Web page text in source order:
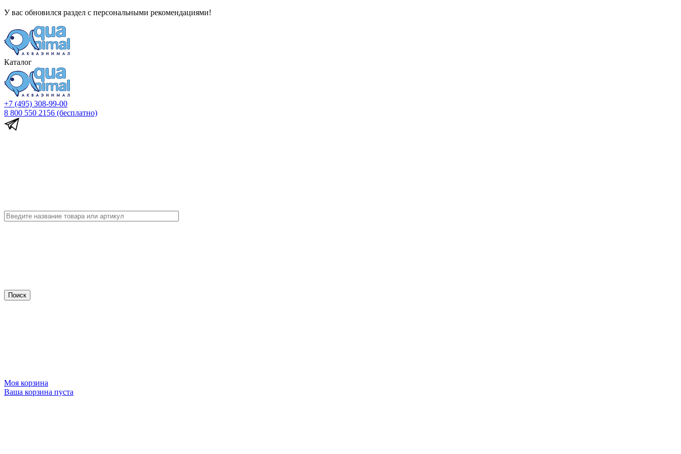
У вас обновился раздел с персональными рекомендациями!
Каталог
+7 (495) 308-99-00
8 800 550 2156 (бесплатно)
Моя корзина
Ваша корзина пуста